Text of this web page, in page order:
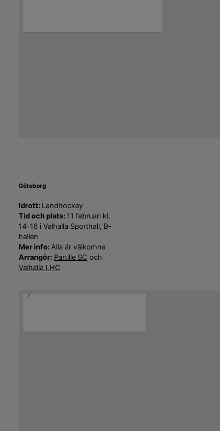
Göteborg
Idrott: Landhockey
Tid och plats: 11 februari kl.
14-16 i Valhalla Sporthall, B-
hallen
Mer info:Alla är välkomna
Arrangör: Partille SC och
Valhalla LHC